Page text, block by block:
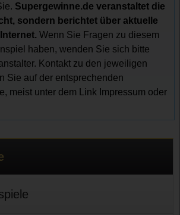
Supergewinne.de veranstaltet die
sondern berichtet über aktuelle
Wenn Sie Fragen zu diesem
haben, wenden Sie sich bitte
Kontakt zu den jeweiligen
Sie auf der entsprechenden
meist unter dem Link Impressum oder